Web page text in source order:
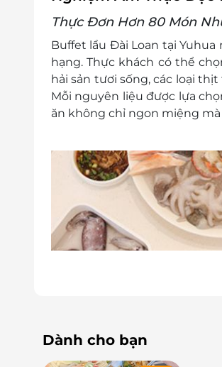
Thực Đơn Hơn 80 Món
Buffet lẩu Đài Loan tại
hạng. Thực khách có thể
hải sản tươi sống, các loại
Mỗi nguyên liệu được lựa
ăn không chỉ ngon miệng
Dành cho bạn